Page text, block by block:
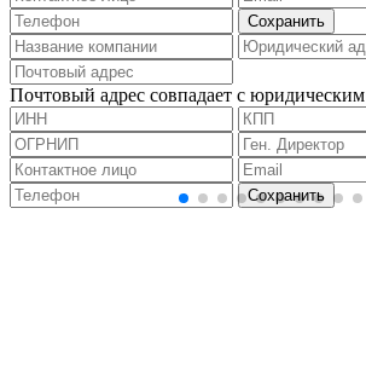
Почтовый адрес совпадает с юридическим